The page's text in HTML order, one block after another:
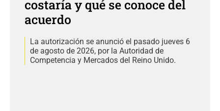
costaría y qué se conoce del
acuerdo
La autorización se anunció el pasado jueves 6
de agosto de 2026, por la Autoridad de
Competencia y Mercados del Reino Unido.